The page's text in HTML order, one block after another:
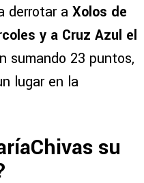
derrotar a Xolos de
y a Cruz Azul el
sumando 23 puntos,
lugar en la
su